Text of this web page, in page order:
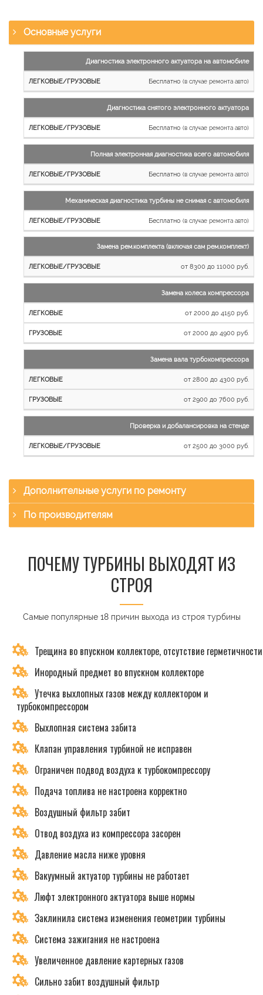
Основные услуги
работы
Легковые
и
Грузовые
автомобили
Диагностика электронного актуатора на автомобиле
Бесплатно (в случае ремонта авто)
Диагностика снятого электронного актуатора
Бесплатно (в случае ремонта авто)
Полная электронная диагностика всего автомобиля
Бесплатно (в случае ремонта авто)
Механическая диагностика турбины не снимая с автомобиля
Бесплатно (в случае ремонта авто)
Замена рем.комплекта (включая сам рем.комплект)
от 8300 до 11000 руб.
Замена колеса компрессора
от 2000 до 4150 руб.
от 2000 до 4900 руб.
Замена вала турбокомпрессора
от 2800 до 4300 руб.
от 2900 до 7600 руб.
Проверка и добалансировка на стенде
от 2500 до 3000 руб.
Дополнительные услуги по ремонту
По производителям
ПОЧЕМУ ТУРБИНЫ ВЫХОДЯТ ИЗ
СТРОЯ
Самые популярные 18 причин выхода из строя турбины
Трещина во впускном коллекторе, отсутствие герметичности
Инородный предмет во впускном коллекторе
Утечка выхлопных газов между коллектором и
турбокомпрессором
Выхлопная система забита
Клапан управления турбиной не исправен
Ограничен подвод воздуха к турбокомпрессору
Подача топлива не настроена корректно
Воздушный фильтр забит
Отвод воздуха из компрессора засорен
Давление масла ниже уровня
Вакуумный актуатор турбины не работает
Люфт электронного актуатора выше нормы
Заклинила система изменения геометрии турбины
Система зажигания не настроена
Увеличенное давление картерных газов
Сильно забит воздушный фильтр